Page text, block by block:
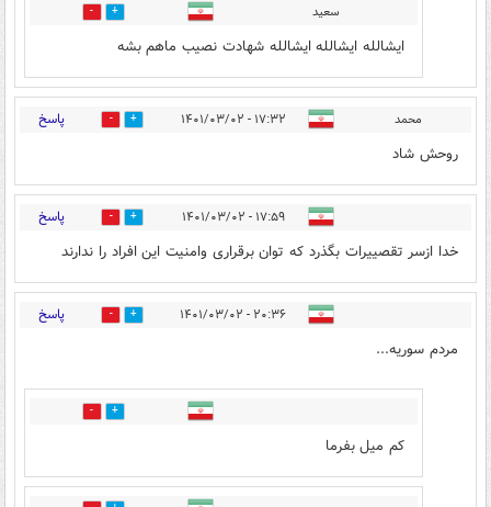
سعید 1
ایشالله ایشالله ایشالله شهادت نصیب ماهم بشه
محمد ۱۷:۳۲ - ۱۴۰۱/۰۳/۰۲ 41 پاسخ
روحش شاد
۱۷:۵۹ - ۱۴۰۱/۰۳/۰۲ 16 پاسخ
خدا ازسر تقصییرات بگذرد که توان برقراری وامنیت این افراد را ندارند
۲۰:۳۶ - ۱۴۰۱/۰۳/۰۲ 2 پاسخ
مردم سوریه...
19
کم میل بفرما